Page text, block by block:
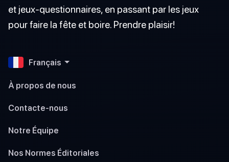
et jeux-questionnaires, en passant par les jeux
pour faire la fête et boire. Prendre plaisir!
Français
À propos de nous
Contacte-nous
Notre Équipe
Nos Normes Éditoriales